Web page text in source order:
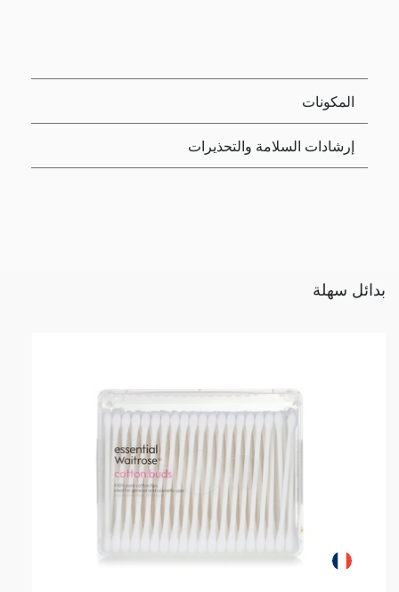
المكونات
إرشادات السلامة والتحذيرات
بدائل سهلة